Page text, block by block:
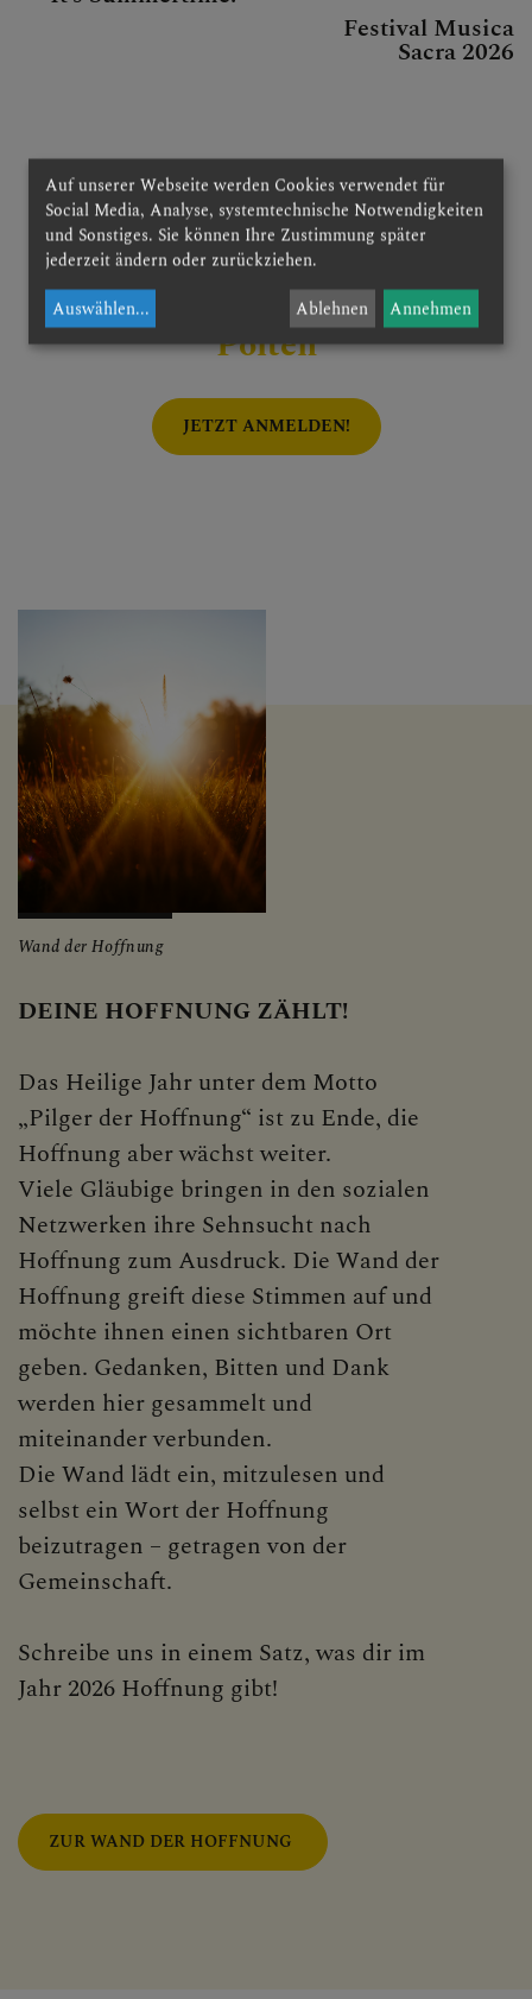
Festival Musica
Sacra 2026
Weitere aktuelle Artikel
Newsletter der Diözese St.
Pölten
JETZT ANMELDEN!
Wand der Hoffnung
DEINE HOFFNUNG ZÄHLT!
Das Heilige Jahr unter dem Motto
„Pilger der Hoffnung“ ist zu Ende, die
Hoffnung aber wächst weiter.
Viele Gläubige bringen in den sozialen
Netzwerken ihre Sehnsucht nach
Hoffnung zum Ausdruck. Die Wand der
Hoffnung greift diese Stimmen auf und
möchte ihnen einen sichtbaren Ort
geben. Gedanken, Bitten und Dank
werden hier gesammelt und
miteinander verbunden.
Die Wand lädt ein, mitzulesen und
selbst ein Wort der Hoffnung
beizutragen – getragen von der
Gemeinschaft.
Schreibe uns in einem Satz, was dir im
Jahr 2026 Hoffnung gibt!
ZUR WAND DER HOFFNUNG
Auf unserer Webseite werden Cookies verwendet für
Social Media, Analyse, systemtechnische Notwendigkeiten
und Sonstiges. Sie können Ihre Zustimmung später
jederzeit ändern oder zurückziehen.
Auswählen... Ablehnen Annehmen